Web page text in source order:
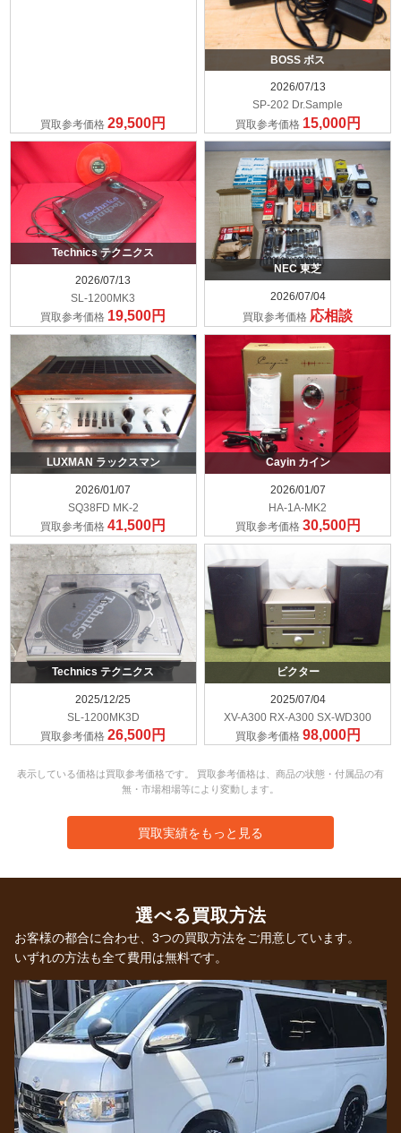
買取参考価格29,500円
BOSS ボス
2026/07/13
SP-202 Dr.Sample
買取参考価格 15,000円
Technics テクニクス
2026/07/13
SL-1200MK3
買取参考価格 19,500円
NEC 東芝
2026/07/04
買取参考価格 応相談
LUXMAN ラックスマン
2026/01/07
SQ38FD MK-2
買取参考価格41,500円
Cayin カイン
2026/01/07
HA-1A-MK2
買取参考価格 30,500円
Technics テクニクス
2025/12/25
SL-1200MK3D
買取参考価格26,500円
ビクター
2025/07/04
XV-A300 RX-A300 SX-WD300
買取参考価格 98,000円
表示している価格は買取参考価格です。 買取参考価格は、商品の状態・付属品の有
無・市場相場等により変動します。
買取実績をもっと見る
選べる買取方法
お客様の都合に合わせ、3つの買取方法をご用意しています。
いずれの方法も全て費用は無料です。